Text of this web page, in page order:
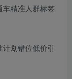
车精准人群标签
划错位低价引